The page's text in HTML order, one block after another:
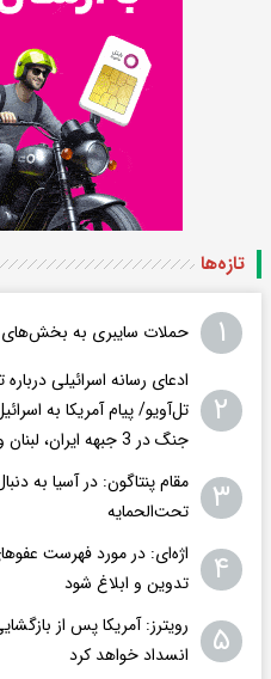
تازه‌ها
۱ حملات سایبری به بخش‌های
۲
ادعای رسانه اسرائیلی
تل‌آویو/ پیام آمریکا به
جنگ در 3 جبهه ایران، لبنان و غزه است
۳
مقام پنتاگون: در آسیا به
تحت‌الحمایه
۴
اژه‌ای: در مورد فهرست
تدوین و ابلاغ شود
۵
رویترز: آمریکا پس از
انسداد خواهد کرد